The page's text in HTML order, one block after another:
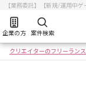
【業務委託】【新規/運用中
企業の方 案件検索
クリエイターのフリーラン